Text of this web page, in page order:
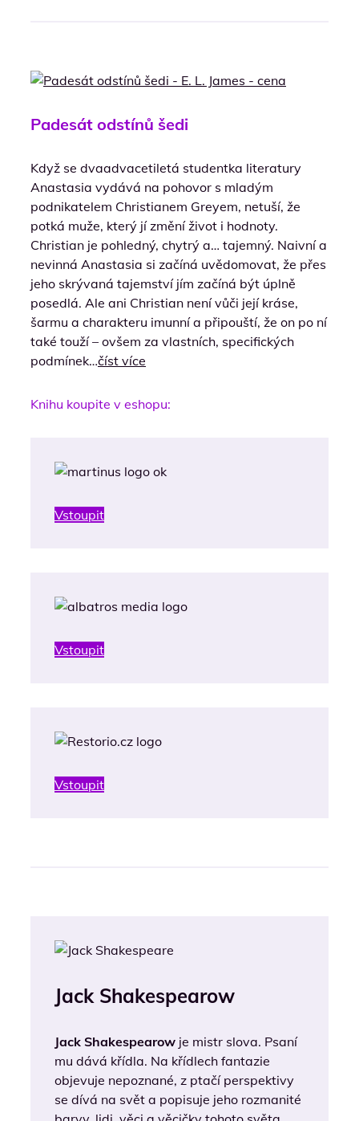
Padesát odstínů šedi
Když se dvaadvacetiletá studentka literatury
Anastasia vydává na pohovor s mladým
podnikatelem Christianem Greyem, netuší, že
potká muže, který jí změní život i hodnoty.
Christian je pohledný, chytrý a… tajemný. Naivní a
nevinná Anastasia si začíná uvědomovat, že přes
jeho skrývaná tajemství jím začíná být úplně
posedlá. Ale ani Christian není vůči její kráse,
šarmu a charakteru imunní a připouští, že on po ní
také touží – ovšem za vlastních, specifických
podmínek…číst více
Knihu koupite v eshopu:
Vstoupit
Vstoupit
Vstoupit
Jack Shakespearow
Jack Shakespearow je mistr slova. Psaní
mu dává křídla. Na křídlech fantazie
objevuje nepoznané, z ptačí perspektivy
se dívá na svět a popisuje jeho rozmanité